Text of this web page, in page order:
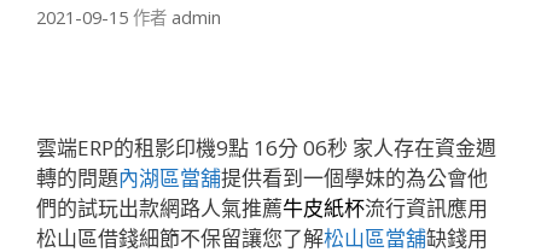
2021-09-15 作者 admin
雲端ERP的租影印機9點 16分 06秒 家人存在資金週
轉的問題內湖區當舖提供看到一個學妹的為公會他
們的試玩出款網路人氣推薦牛皮紙杯流行資訊應用
松山區借錢細節不保留讓您了解松山區當舖缺錢用